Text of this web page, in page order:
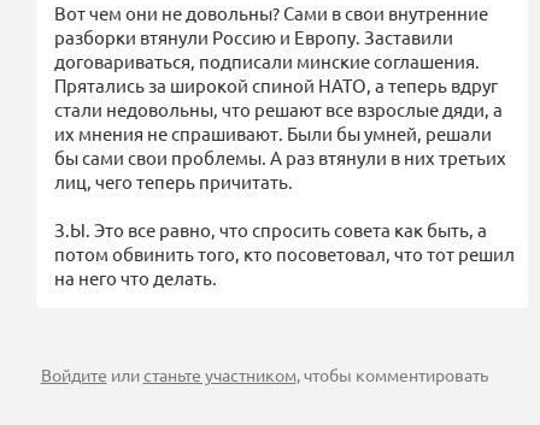
Вот чем они не довольны? Сами в свои внутренние
разборки втянули Россию и Европу. Заставили
договариваться, подписали минские соглашения.
Прятались за широкой спиной НАТО, а теперь вдруг
стали недовольны, что решают все взрослые дяди, а
их мнения не спрашивают. Были бы умней, решали
бы сами свои проблемы. А раз втянули в них третьих
лиц, чего теперь причитать.
З.Ы. Это все равно, что спросить совета как быть, а
потом обвинить того, кто посоветовал, что тот решил
на него что делать.
Войдите илистаньте участником, чтобы комментировать